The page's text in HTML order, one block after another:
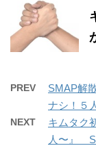
PREV
SMAP解
ナシ！５
NEXT
キムタク
人〜』